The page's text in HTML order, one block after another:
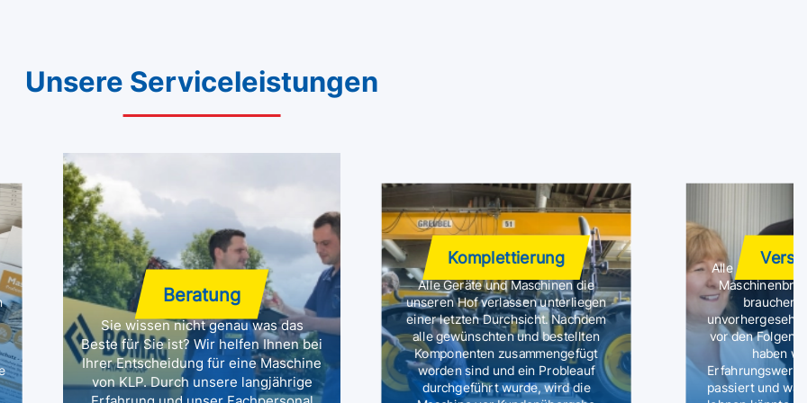
Unsere Serviceleistungen
Beratung
Sie wissen nicht genau was das
Beste für Sie ist? Wir helfen Ihnen bei
Ihrer Entscheidung für eine Maschine
von KLP. Durch unsere langjährige
Komplettierung
Alle Geräte und Maschinen die
unseren Hof verlassen unterliegen
einer letzten Durchsicht. Nachdem
alle gewünschten und bestellten
Komponenten zusammengefügt
worden sind und ein Probleauf
durchgeführt wurde, wird die
Alle unsere
brauchen
vor den Folgen
haben
passiert und